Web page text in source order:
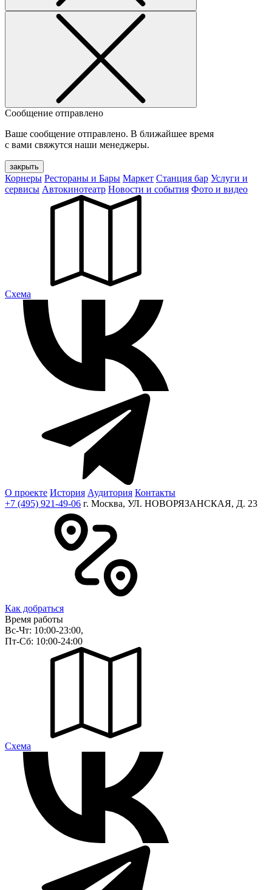
Сообщение отправлено
Ваше сообщение отправлено. В ближайшее время
с вами свяжутся наши менеджеры.
закрыть
Корнеры Рестораны и Бары Маркет Станция бар Услуги и
сервисы Автокинотеатр Новости и события Фото и видео
Cхема
О проекте История Аудитория Контакты
+7 (495) 921-49-06 г. Москва, УЛ. НОВОРЯЗАНСКАЯ, Д. 23
Как добраться
Время работы
Вс-Чт: 10:00-23:00,
Пт-Сб: 10:00-24:00
Cхема